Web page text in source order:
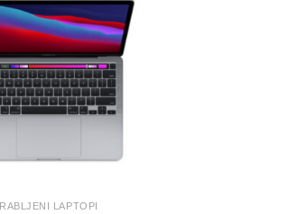
RABLJENI LAPTOPI